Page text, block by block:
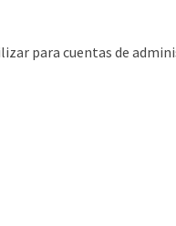
para cuentas de